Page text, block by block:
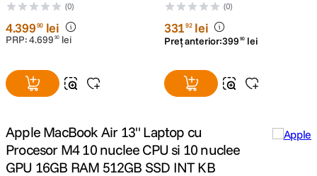
10 . godox
nuclee CPU si 5 nuclee GPU
8GB RAM 512GB SSD Blush
(0)
4.39990 lei
PRP:4.699 90 lei
Pro 15" si 17" 85W Alb -
RS125074040-1
(0)
33192 lei
Preț anterior:399 90 lei
Apple MacBook Air 13" Laptop cu
Procesor M4 10 nuclee CPU si 10 nuclee
GPU 16GB RAM 512GB SSD INT KB